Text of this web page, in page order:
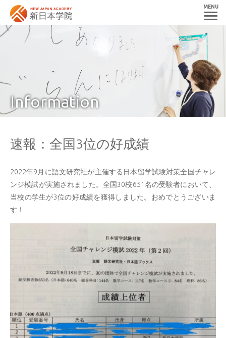
MENU
Information
速報：全国3位の好成績
2022年9月に語文研究社が主催する日本留学試験対策全国チャレ
ンジ模試が実施されました。全国30校651名の受験者において、
当校の学生が3位の好成績を獲得しました。おめでとうございま
す！